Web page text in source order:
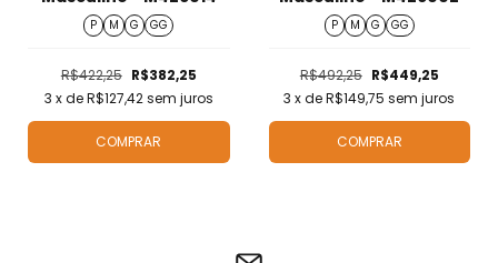
P M G GG
R$422,25 R$382,25
3 x deR$127,42sem juros
COMPRAR
P M G GG
R$492,25 R$449,25
3 x deR$149,75 sem juros
COMPRAR